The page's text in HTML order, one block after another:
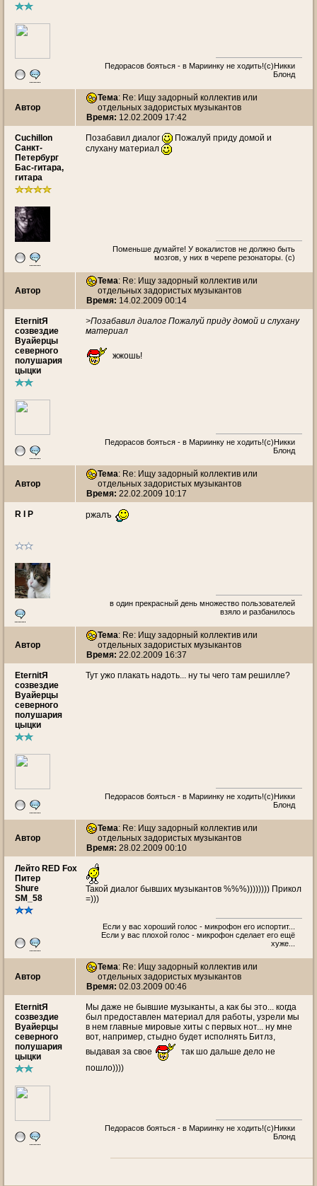
Педорасов бояться - в Мариинку не ходить!(с)Никки
Блонд
Автор
Тема: Re: Ищу задорный коллектив или
отдельных задористых музыкантов
Время: 12.02.2009 17:42
Cuchillon
Санкт-
Петербург
Бас-гитара,
гитара
Позабавил диалог
Пожалуй приду домой и
слухану материал
Поменьше думайте! У вокалистов не должно быть
мозгов, у них в черепе резонаторы. (с)
Автор
Тема: Re: Ищу задорный коллектив или
отдельных задористых музыкантов
Время: 14.02.2009 00:14
EternitЯ
созвездие
Вуайерцы
северного
полушария
цыцки
>Позабавил диалог Пожалуй приду домой и слухану
материал
жжошь!
Педорасов бояться - в Мариинку не ходить!(с)Никки
Блонд
Автор
Тема: Re: Ищу задорный коллектив или
отдельных задористых музыкантов
Время: 22.02.2009 10:17
R I P ржалъ
в один прекрасный день множество пользователей
взяло и разбанилось
Автор
Тема: Re: Ищу задорный коллектив или
отдельных задористых музыкантов
Время: 22.02.2009 16:37
EternitЯ
созвездие
Вуайерцы
северного
полушария
цыцки
Тут ужо плакать надоть... ну ты чего там решилле?
Педорасов бояться - в Мариинку не ходить!(с)Никки
Блонд
Автор
Тема: Re: Ищу задорный коллектив или
отдельных задористых музыкантов
Время: 28.02.2009 00:10
Лейто RED Fox
Питер
Shure
SM_58
Такой диалог бывших музыкантов %%%)))))))) Прикол
=)))
Если у вас хороший голос - микрофон его испортит...
Если у вас плохой голос - микрофон сделает его ещё
хуже...
Автор
Тема: Re: Ищу задорный коллектив или
отдельных задористых музыкантов
Время: 02.03.2009 00:46
EternitЯ
созвездие
Вуайерцы
северного
полушария
цыцки
Мы даже не бывшие музыканты, а как бы это... когда
был предоставлен материал для работы, узрели мы
в нем главные мировые хиты с первых нот... ну мне
вот, например, стыдно будет исполнять Битлз,
выдавая за свое
так шо дальше дело не
пошло))))
Педорасов бояться - в Мариинку не ходить!(с)Никки
Блонд